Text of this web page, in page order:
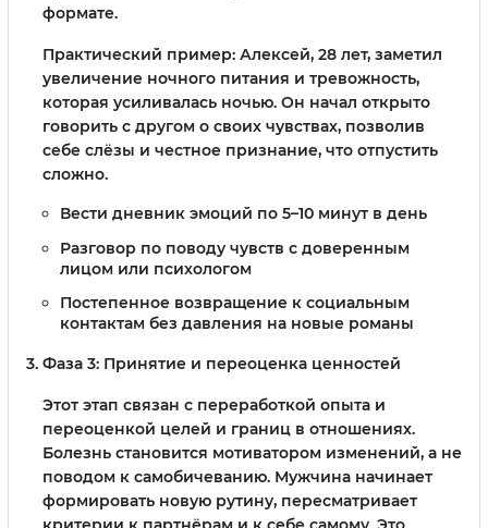
формате.
Практический пример: Алексей, 28 лет, заметил
увеличение ночного питания и тревожность,
которая усиливалась ночью. Он начал открыто
говорить с другом о своих чувствах, позволив
себе слёзы и честное признание, что отпустить
сложно.
Вести дневник эмоций по 5–10 минут в день
Разговор по поводу чувств с доверенным
лицом или психологом
Постепенное возвращение к социальным
контактам без давления на новые романы
Фаза 3: Принятие и переоценка ценностей
Этот этап связан с переработкой опыта и
переоценкой целей и границ в отношениях.
Болезнь становится мотиватором изменений, а не
поводом к самобичеванию. Мужчина начинает
формировать новую рутину, пересматривает